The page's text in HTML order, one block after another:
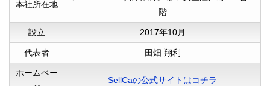
40代男性
電話対応が親切丁寧で、査定申し込みをす
る前から信用出来ると思いました。
本社所在地
階
設立 2017年10月
代表者 田畑 翔利
ホームペー
SellCaの公式サイトはコチラ